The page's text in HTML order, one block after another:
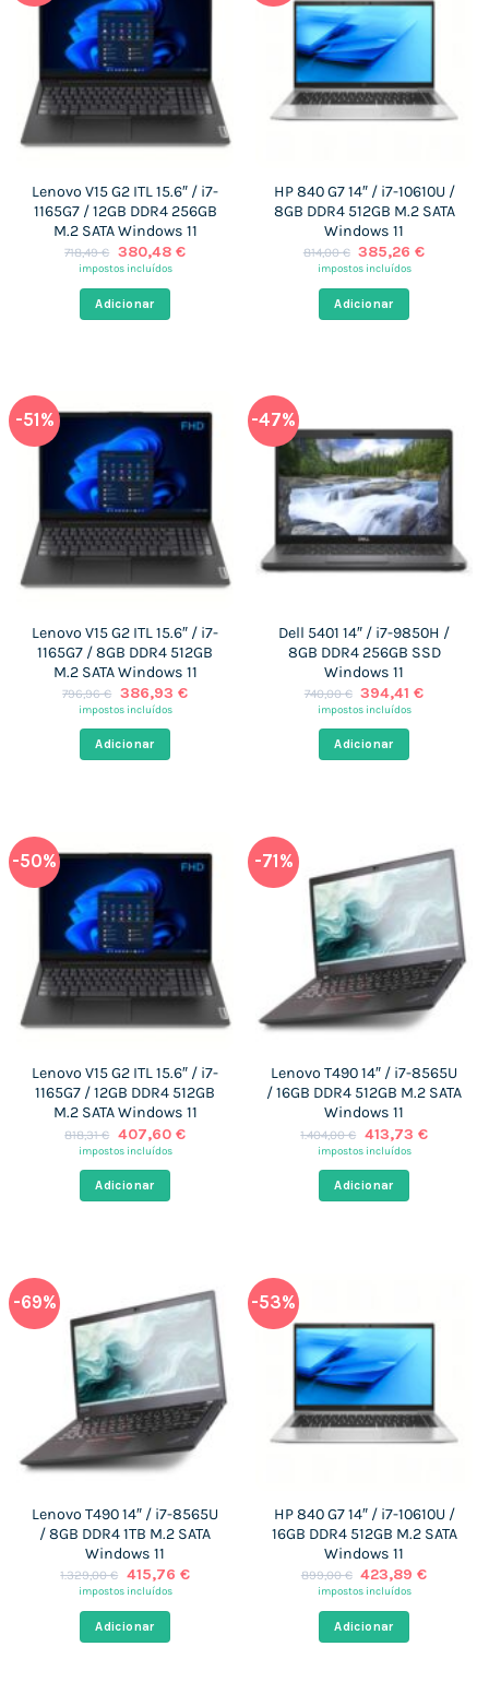
Lenovo V15 G2 ITL 15.6″ / i7-
1165G7 / 12GB DDR4 256GB
M.2 SATA Windows 11
718,49€ O
preço
era:
718,49 €.
380,48 €O
impostos incluídos
Adicionar
HP 840 G7 14″ / i7-10610U /
8GB DDR4 512GB M.2 SATA
Windows 11
814,00€ O
preço
era:
814,00 €.
385,26€O
impostos incluídos
Adicionar
-51%
Lenovo V15 G2 ITL 15.6″ / i7-
1165G7 / 8GB DDR4 512GB
M.2 SATA Windows 11
796,96€ O
preço
era:
796,96 €.
386,93 €O
impostos incluídos
Adicionar
-47%
Dell 5401 14″ / i7-9850H /
8GB DDR4 256GB SSD
Windows 11
740,00€ O
preço
era:
740,00 €.
394,41€O
impostos incluídos
Adicionar
-50%
Lenovo V15 G2 ITL 15.6″ / i7-
1165G7 / 12GB DDR4 512GB
M.2 SATA Windows 11
818,31€ O
preço
era:
818,31 €.
407,60 €O
impostos incluídos
Adicionar
-71%
Lenovo T490 14″ / i7-8565U
/ 16GB DDR4 512GB M.2 SATA
Windows 11
1.404,00€ O
preço
era:
1.404,00 €.
413,73 €O
impostos incluídos
Adicionar
-69%
Lenovo T490 14″ / i7-8565U
/ 8GB DDR4 1TB M.2 SATA
Windows 11
1.329,00€ O
preço
1.329,00 €.
415,76 €O
impostos incluídos
Adicionar
-53%
HP 840 G7 14″ / i7-10610U /
16GB DDR4 512GB M.2 SATA
Windows 11
899,00€ O
preço
era:
899,00 €.
423,89€O
impostos incluídos
Adicionar